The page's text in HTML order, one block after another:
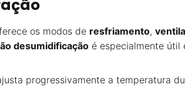
os modos de resfriamento,
desumidificação é especialmente útil
progressivamente a temperatura